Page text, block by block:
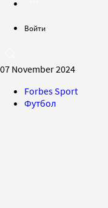
Войти
07 November 2024
Forbes Sport
Футбол